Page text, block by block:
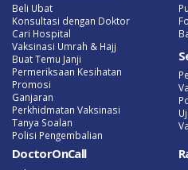
Beli Ubat
Konsultasi dengan Doktor
Cari Hospital
Vaksinasi Umrah & Hajj
Buat Temu Janji
Permeriksaan Kesihatan
Promosi
Ganjaran
Perkhidmatan Vaksinasi
Tanya Soalan
Polisi Pengembalian
DoctorOnCall